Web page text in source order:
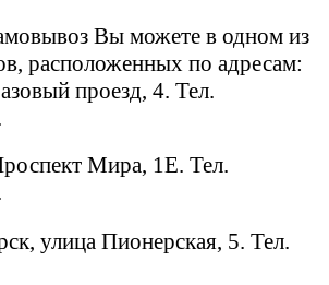
Вы можете в одном из
расположенных по адресам:
проезд, 4. Тел.
Мира, 1Е. Тел.
улица Пионерская, 5. Тел.